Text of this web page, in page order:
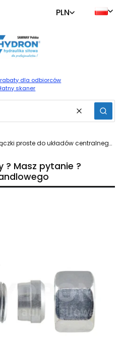
PLN
dla odbiorców
skaner
Wyczyść
Złączki proste do układów centralnego smarowania
? Masz pytanie ?